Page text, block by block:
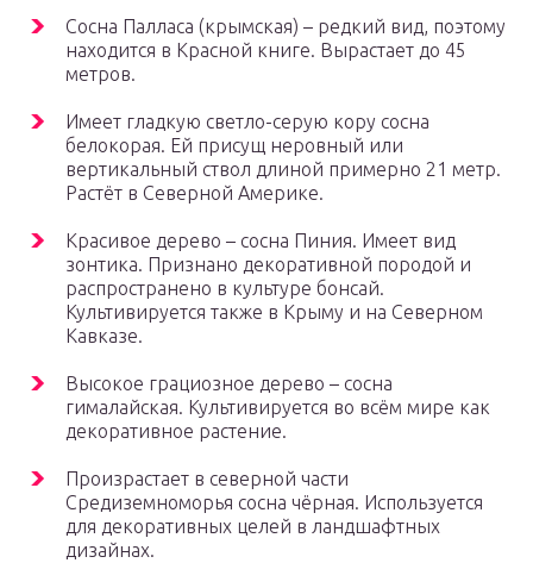
Сосна Палласа (крымская) – редкий вид, поэтому
находится в Красной книге. Вырастает до 45
метров.
Имеет гладкую светло-серую кору сосна
белокорая. Ей присущ неровный или
вертикальный ствол длиной примерно 21 метр.
Растёт в Северной Америке.
Красивое дерево – сосна Пиния. Имеет вид
зонтика. Признано декоративной породой и
распространено в культуре бонсай.
Культивируется также в Крыму и на Северном
Кавказе.
Высокое грациозное дерево – сосна
гималайская. Культивируется во всём мире как
декоративное растение.
Произрастает в северной части
Средиземноморья сосна чёрная. Используется
для декоративных целей в ландшафтных
дизайнах.